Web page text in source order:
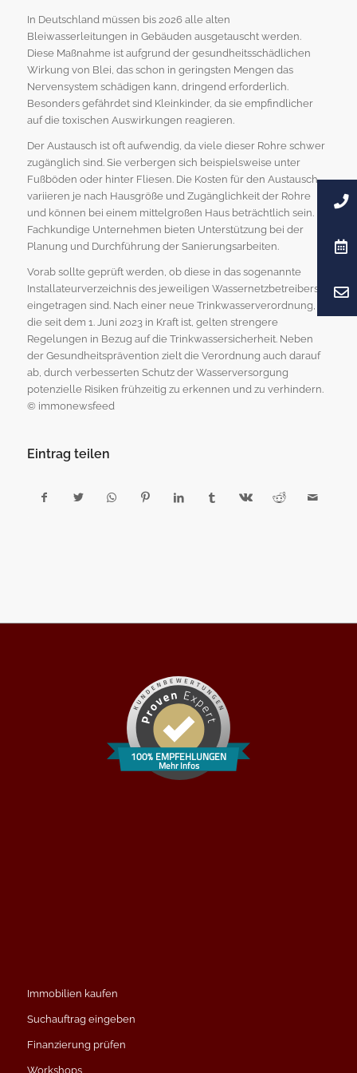
In Deutschland müssen bis 2026 alle alten
Bleiwasserleitungen in Gebäuden ausgetauscht werden.
Diese Maßnahme ist aufgrund der gesundheitsschädlichen
Wirkung von Blei, das schon in geringsten Mengen das
Nervensystem schädigen kann, dringend erforderlich.
Besonders gefährdet sind Kleinkinder, da sie empfindlicher
auf die toxischen Auswirkungen reagieren.
Der Austausch ist oft aufwendig, da viele dieser Rohre schwer
zugänglich sind. Sie verbergen sich beispielsweise unter
Fußböden oder hinter Fliesen. Die Kosten für den Austausch
variieren je nach Hausgröße und Zugänglichkeit der Rohre
und können bei einem mittelgroßen Haus beträchtlich sein.
Fachkundige Unternehmen bieten Unterstützung bei der
Planung und Durchführung der Sanierungsarbeiten.
Vorab sollte geprüft werden, ob diese in das sogenannte
Installateurverzeichnis des jeweiligen Wassernetzbetreibers
eingetragen sind. Nach einer neue Trinkwasserverordnung,
die seit dem 1. Juni 2023 in Kraft ist, gelten strengere
Regelungen in Bezug auf die Trinkwassersicherheit. Neben
der Gesundheitsprävention zielt die Verordnung auch darauf
ab, durch verbesserten Schutz der Wasserversorgung
potenzielle Risiken frühzeitig zu erkennen und zu verhindern.
© immonewsfeed
Eintrag teilen
100% EMPFEHLUNGEN
Mehr Infos
Immobilien kaufen
Suchauftrag eingeben
Finanzierung prüfen
Workshops